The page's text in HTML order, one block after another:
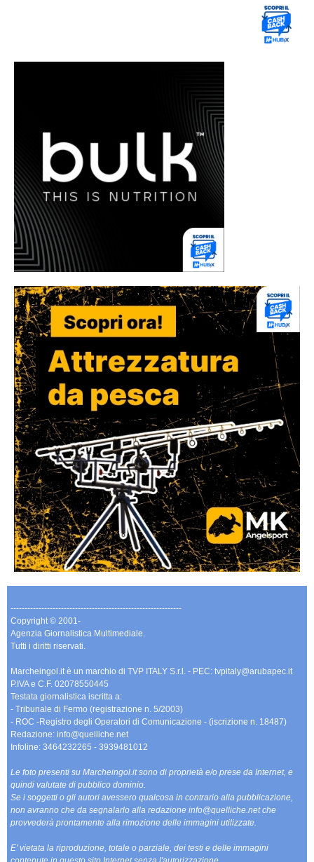
-------------------------------------------------------------
Copyright © 2001-
Agenzia Giornalistica Multimediale.
Tutti i diritti riservati.
Marcheingol.it è un marchio di TVP ITALY S.r.l. - PEC: tvpitaly@arubapec.it
P.IVA e C.F. 02078550445
Testata giornalistica iscritta a:
- Tribunale di Fermo (registrazione n. 5/2003)
- ROC -Registro degli Operatori di Comunicazione - (iscrizione n. 18487)
Redazione: info@quelliche.net
Infoline: 3464232265 - 3939481012
Le foto presenti su Marcheingol.it sono di proprietà e/o prese da Internet, e
quindi valutate di pubblico dominio.
Se i soggetti o gli autori avessero qualcosa in contrario alla pubblicazione,
non avranno che da segnalarlo alla redazione info@quelliche.net che
provvederà prontamente alla rimozione delle immagini utilizzate.
E' vietata la riproduzione, totale o parziale, dei testi e delle immagini